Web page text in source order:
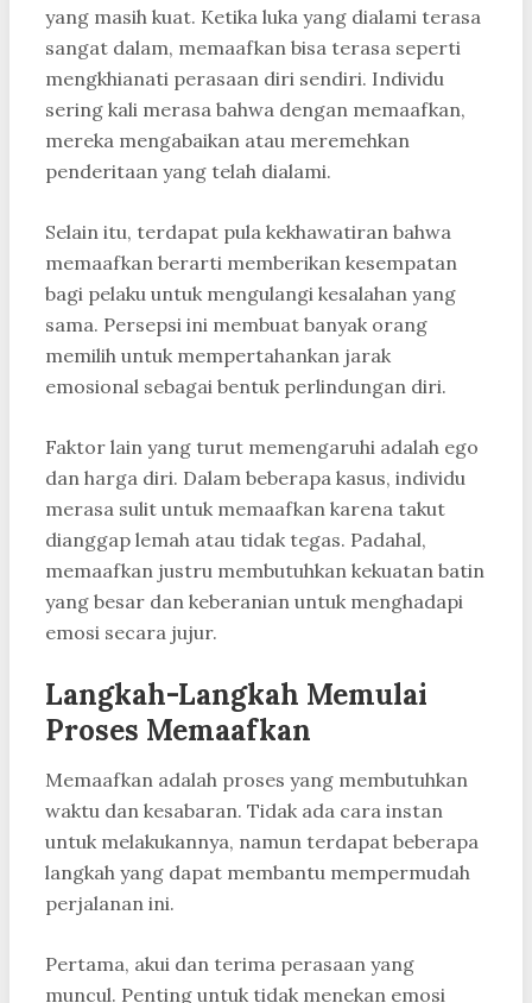
yang masih kuat. Ketika luka yang dialami terasa
sangat dalam, memaafkan bisa terasa seperti
mengkhianati perasaan diri sendiri. Individu
sering kali merasa bahwa dengan memaafkan,
mereka mengabaikan atau meremehkan
penderitaan yang telah dialami.
Selain itu, terdapat pula kekhawatiran bahwa
memaafkan berarti memberikan kesempatan
bagi pelaku untuk mengulangi kesalahan yang
sama. Persepsi ini membuat banyak orang
memilih untuk mempertahankan jarak
emosional sebagai bentuk perlindungan diri.
Faktor lain yang turut memengaruhi adalah ego
dan harga diri. Dalam beberapa kasus, individu
merasa sulit untuk memaafkan karena takut
dianggap lemah atau tidak tegas. Padahal,
memaafkan justru membutuhkan kekuatan batin
yang besar dan keberanian untuk menghadapi
emosi secara jujur.
Langkah-Langkah Memulai
Proses Memaafkan
Memaafkan adalah proses yang membutuhkan
waktu dan kesabaran. Tidak ada cara instan
untuk melakukannya, namun terdapat beberapa
langkah yang dapat membantu mempermudah
perjalanan ini.
Pertama, akui dan terima perasaan yang
muncul. Penting untuk tidak menekan emosi